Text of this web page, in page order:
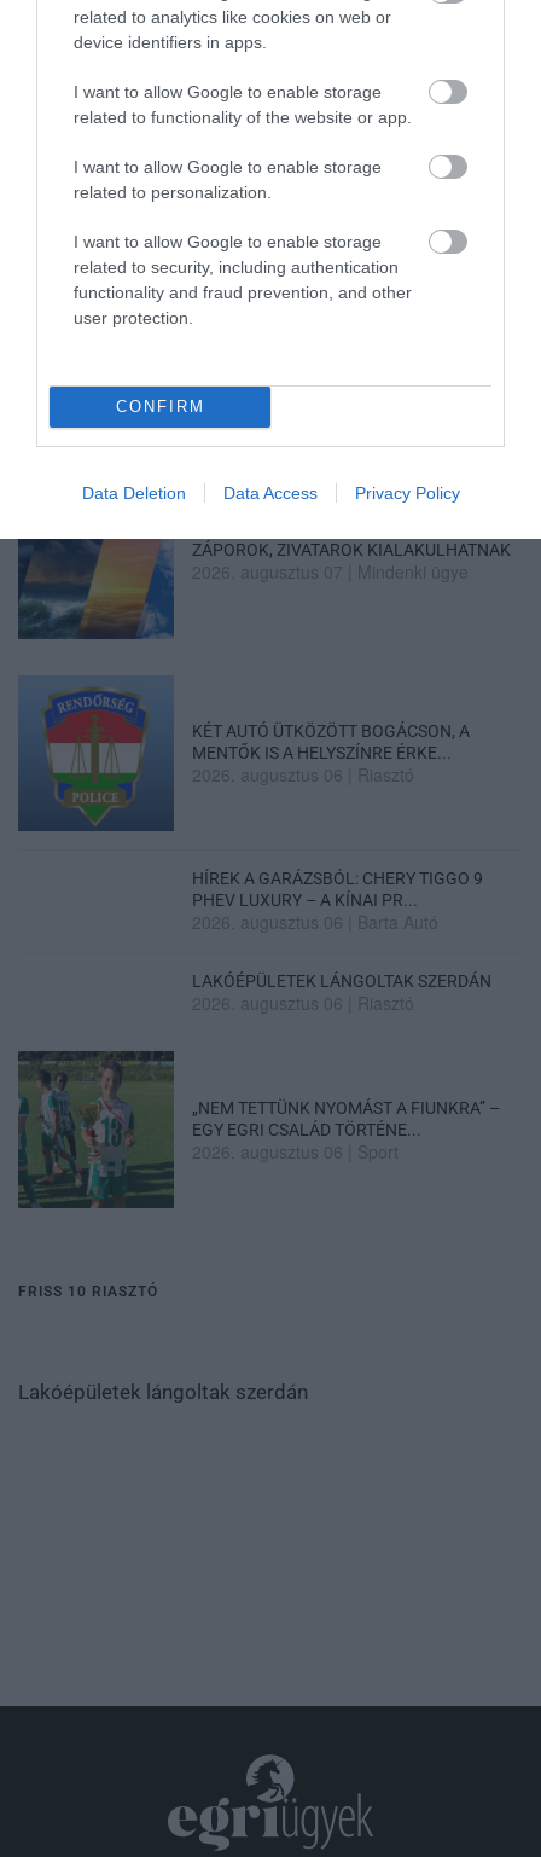
related to analytics like cookies on web or
device identifiers in apps.
I want to allow Google to enable storage
related to functionality of the website or app.
I want to allow Google to enable storage
related to personalization.
I want to allow Google to enable storage
related to security, including authentication
functionality and fraud prevention, and other
user protection.
CONFIRM
Data Deletion Data Access Privacy Policy
MINDHÁROM ÜTEMBEN DOLGOZNAK A 25-
ÖS FŐÚTON EGERBEN
2026. augusztus 07
2026. augusztus 07|Környék ügye
ZÁPOROK, ZIVATAROK KIALAKULHATNAK
2026. augusztus 07 Mindenki ügye
KÉT AUTÓ ÜTKÖZÖTT BOGÁCSON, A
MENTŐK IS A HELYSZÍNRE ÉRKE...
2026. augusztus 06 Riasztó
HÍREK A GARÁZSBÓL: CHERY TIGGO 9
PHEV LUXURY – A KÍNAI PR...
2026. augusztus 06 Barta Autó
LAKÓÉPÜLETEK LÁNGOLTAK SZERDÁN
2026. augusztus 06 Riasztó
„NEM TETTÜNK NYOMÁST A FIUNKRA” –
EGY EGRI CSALÁD TÖRTÉNE...
2026. augusztus 06 Sport
FRISS 10 RIASZTÓ
Lakóépületek lángoltak szerdán